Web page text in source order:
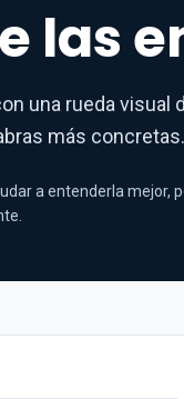
las
una rueda visual
más concretas.
a entenderla mejor,